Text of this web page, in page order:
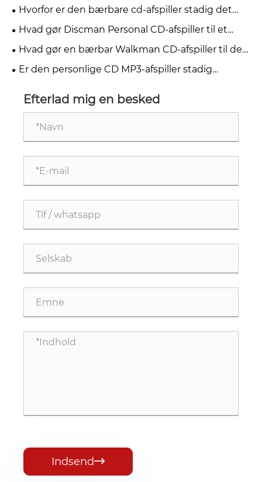
digitale tv-standarder?
Hvorfor er den bærbare cd-afspiller stadig det
bedste valg for musikelskere i 2026?
Hvad gør Discman Personal CD-afspiller til et
must-have for musikelskere
Hvad gør en bærbar Walkman CD-afspiller til den
bedste mulighed for musikelskere
Er den personlige CD MP3-afspiller stadig
Efterlad mig en besked
Indsend